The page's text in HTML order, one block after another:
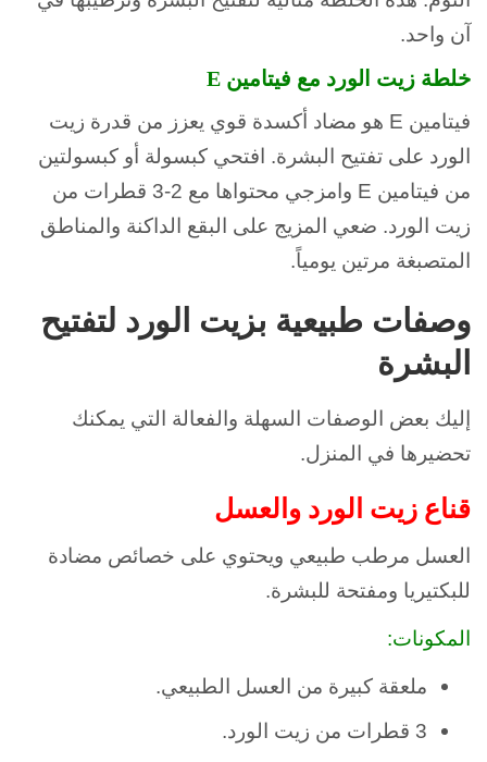
آن واحد.
خلطة زيت الورد مع فيتامين E
فيتامين E هو مضاد أكسدة قوي يعزز من قدرة زيت
الورد على تفتيح البشرة. افتحي كبسولة أو كبسولتين
من فيتامين E وامزجي محتواها مع 2-3 قطرات من
زيت الورد. ضعي المزيج على البقع الداكنة والمناطق
المتصبغة مرتين يومياً.
وصفات طبيعية بزيت الورد لتفتيح
البشرة
إليك بعض الوصفات السهلة والفعالة التي يمكنك
تحضيرها في المنزل.
قناع زيت الورد والعسل
العسل مرطب طبيعي ويحتوي على خصائص مضادة
للبكتيريا ومفتحة للبشرة.
المكونات:
ملعقة كبيرة من العسل الطبيعي.
3 قطرات من زيت الورد.